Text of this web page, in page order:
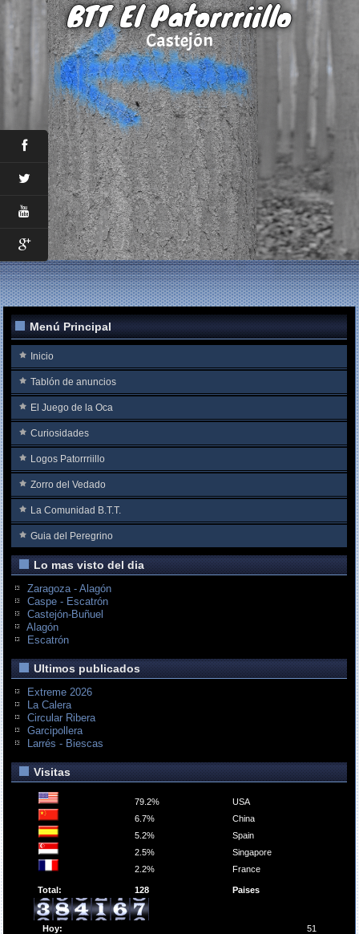
BTT El Patorrriillo
Castejón
Menú Principal
Inicio
Tablón de anuncios
El Juego de la Oca
Curiosidades
Logos Patorrriillo
Zorro del Vedado
La Comunidad B.T.T.
Guia del Peregrino
Lo mas visto del dia
Zaragoza - Alagón
Caspe - Escatrón
Castejón-Buñuel
Alagón
Escatrón
Ultimos publicados
Extreme 2026
La Calera
Circular Ribera
Garcipollera
Larrés - Biescas
Visitas
79.2%
USA
6.7%
China
5.2%
Spain
2.5%
Singapore
2.2%
France
Total: 128 Paises
Hoy:
51